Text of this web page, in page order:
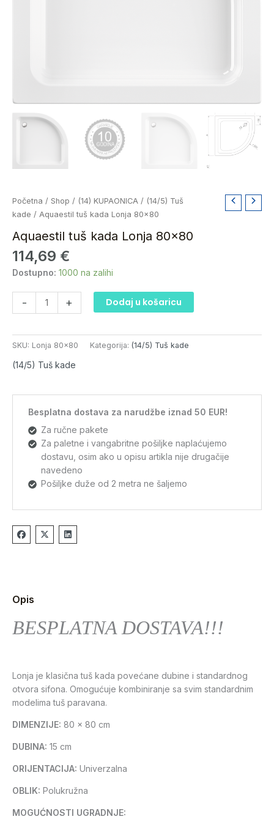
Početna / Shop / (14) KUPAONICA / (14/5) Tuš
kade / Aquaestil tuš kada Lonja 80×80
Aquaestil tuš kada Lonja 80×80
114,69 €
Dostupno: 1000 na zalihi
-
Aquaestil
tuš
Lonja
80x80
količina
+ Dodaj u košaricu
SKU: Lonja 80x80 Kategorija: (14/5) Tuš kade
(14/5) Tuš kade
Besplatna dostava za narudžbe iznad 50 EUR!
Za ručne pakete
Za paletne i vangabritne pošiljke naplaćujemo
dostavu, osim ako u opisu artikla nije drugačije
navedeno
Pošiljke duže od 2 metra ne šaljemo
Opis
BESPLATNA DOSTAVA!!!
Lonja je klasična tuš kada povećane dubine i standardnog
otvora sifona. Omogućuje kombiniranje sa svim standardnim
modelima tuš paravana.
DIMENZIJE: 80 x 80 cm
DUBINA: 15 cm
ORIJENTACIJA: Univerzalna
OBLIK: Polukružna
MOGUĆNOSTI UGRADNJE: